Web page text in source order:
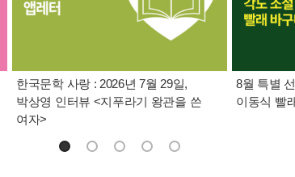
한국문학 사랑 : 2026년 7월 29일,
박상영 인터뷰 <지푸라기 왕관을 쓴
여자>
8월 특별
이동식 빨